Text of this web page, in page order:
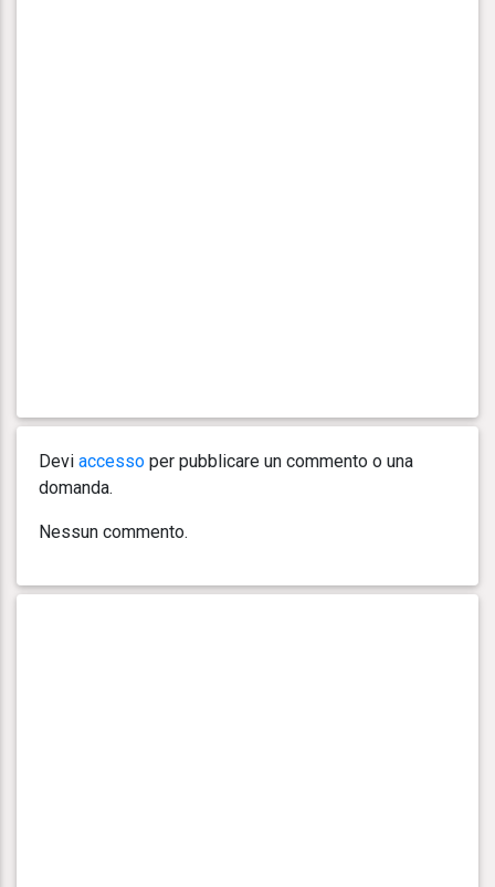
Devi accesso per pubblicare un commento o una
domanda.
Nessun commento.